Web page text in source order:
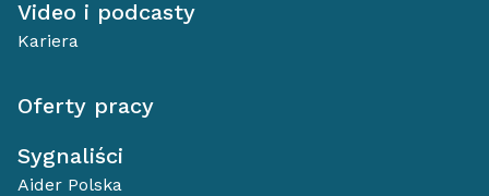
Video i podcasty
Kariera
Oferty pracy
Sygnaliści
Aider Polska